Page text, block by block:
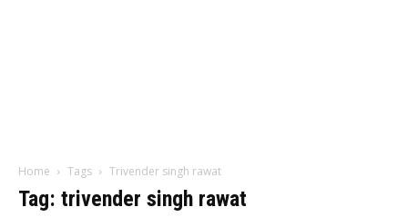
Home Tags Trivender singh rawat
Tag: trivender singh rawat